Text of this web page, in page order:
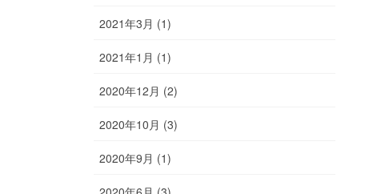
2021年3月 (1)
2021年1月 (1)
2020年12月 (2)
2020年10月 (3)
2020年9月 (1)